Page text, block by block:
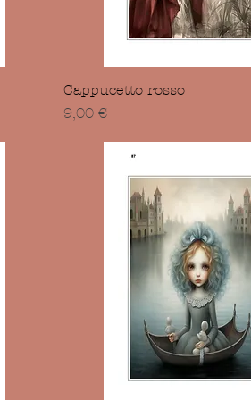
Vista rapida
Cappucetto rosso
Prezzo
9,00 €